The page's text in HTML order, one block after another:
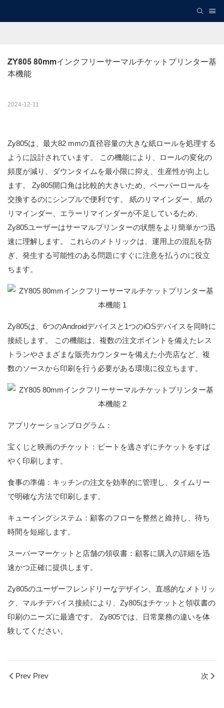
ZY805 80mmインクフリーサーマルチケットプリンター基
本機能
2024-12-11
Zy805は、最大82 mmの直径容量の大きな紙ロールを処理する
ように設計されています。 この機能により、ロールの変化の
頻度が減り、ダウンタイムを最小限に抑え、生産性が向上し
ます。 Zy805開口角は比較的大きいため、ペーパーロールを
交換するのにシンプルで便利です。 紙のリマインダー、紙の
リマインダー、エラーリマインダーが不足しているため、
Zy805ユーザーはサーマルプリンターの状態をより簡単かつ迅
速に理解します。 これらのメトリックは、運用上の混乱を防
ぎ、発生する可能性のある問題にすぐに注意を払うのに役立
ちます。
Zy805は、6つのAndroidデバイスと1つのiOSデバイスを同時に
接続します。 この機能は、複数の注文ポイントを備えたレス
トランやさまざまな販売カウンターを備えた小売店など、複
数のソースから印刷を行う必要がある環境に役立ちます。
アプリケーションプログラム：
宝くじと映画のチケット：ビートを逃さずにチケットをすば
やく印刷します。
食事の準備：キッチンの注文を効率的に管理し、タイムリー
で明確な方法で印刷します。
キューイングシステム：顧客のフローを整然と維持し、待ち
時間を短縮します。
スーパーマーケットと店舗の領収書：顧客に購入の詳細を迅
速かつ正確に提供します。
Zy805のユーザーフレンドリーなデザイン、直感的なメトリッ
ク、マルチデバイス接続により、Zy805はチケットと領収書の
印刷のニーズに最適です。 Zy805では、日常業務の違いを体
験してください。
Prev Prev 次